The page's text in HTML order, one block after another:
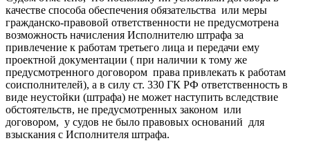
качестве способа обеспечения обязательства или меры
гражданско-правовой ответственности не предусмотрена
возможность начисления Исполнителю штрафа за
привлечение к работам третьего лица и передачи ему
проектной документации ( при наличии к тому же
предусмотренного договором права привлекать к работам
соисполнителей), а в силу ст. 330 ГК РФ ответственность в
виде неустойки (штрафа) не может наступить вследствие
обстоятельств, не предусмотренных законом или
договором, у судов не было правовых оснований для
взыскания с Исполнителя штрафа.